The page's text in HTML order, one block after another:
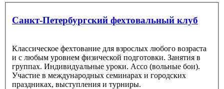
Санкт-Петербургский фехтовальный клуб
Классическое фехтование для взрослых любого возраста
и с любым уровнем физической подготовки. Занятия в
группах. Индивидуальные уроки. Ассо (вольные бои).
Участие в международных семинарах и городских
праздниках, выступления и турниры.